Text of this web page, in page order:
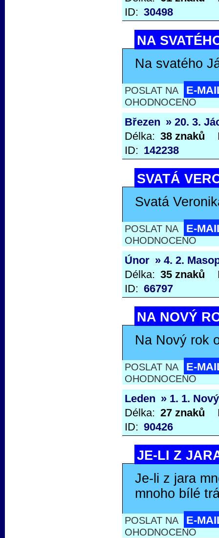
ID: 30498
NA
Na svatého
POSLAT NA E-
OHODNOCENO
Březen » 20. 3.
Délka: 38 znaků
ID: 142238
SVATÁ
Svatá
POSLAT NA E-
OHODNOCENO
Únor » 4. 2.
Délka: 35 znaků
ID: 66797
NA NOVÝ
Na Nový rok
POSLAT NA E-
OHODNOCENO
Leden » 1. 1.
Délka: 27 znaků
ID: 90426
JE-LI Z
Je-li z jara
mnoho bílé
POSLAT NA E-
OHODNOCENO